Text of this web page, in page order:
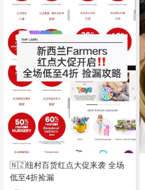
🇳🇿纽村百货红点大促来袭 全场
低至4折捡漏